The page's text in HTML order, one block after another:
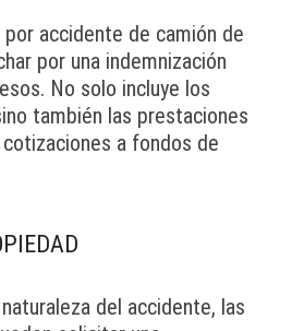
por accidente de camión de
por una indemnización
No solo incluye los
también las prestaciones
a fondos de
del accidente, las